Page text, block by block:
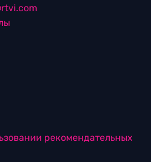
рекомендательных